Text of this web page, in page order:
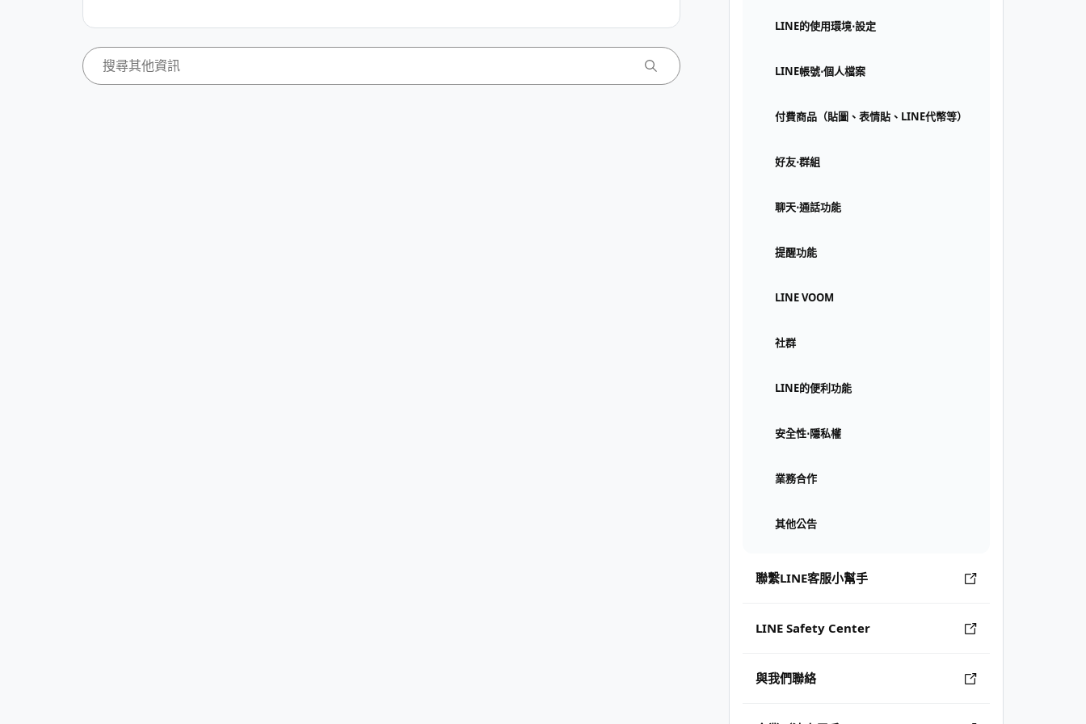
LINE的使用環境⋅設定
LINE帳號⋅個人檔案
付費商品（貼圖、表情貼、LINE代幣等）
好友⋅群組
聊天⋅通話功能
提醒功能
LINE VOOM
社群
LINE的便利功能
安全性⋅隱私權
業務合作
其他公告
聯繫LINE客服小幫手
LINE Safety Center
與我們聯絡